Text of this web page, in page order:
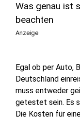
Was genau ist
beachten
Anzeige
Egal ob per Auto,
Deutschland
muss entweder
getestet sein. Es
Die Kosten für